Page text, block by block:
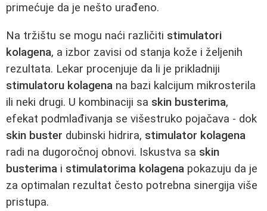
primećuje da je nešto urađeno.
Na tržištu se mogu naći različiti stimulatori
kolagena, a izbor zavisi od stanja kože i željenih
rezultata. Lekar procenjuje da li je prikladniji
stimulatoru kolagena na bazi kalcijum mikrosterila
ili neki drugi. U kombinaciji sa skin busterima,
efekat podmlađivanja se višestruko pojačava - dok
skin buster dubinski hidrira, stimulator kolagena
radi na dugoročnoj obnovi. Iskustva sa skin
busterima i stimulatorima kolagena pokazuju da je
za optimalan rezultat često potrebna sinergija više
pristupa.